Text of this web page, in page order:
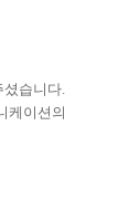
셨습니다.
케이션의